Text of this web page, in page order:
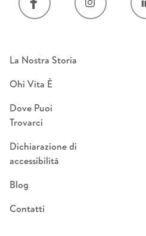
La Nostra Storia
Ohi Vita È
Dove Puoi
Trovarci
Dichiarazione di
accessibilità
Blog
Contatti